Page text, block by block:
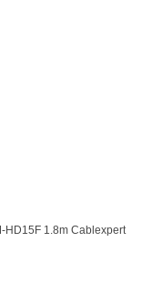
HD15F 1.8m Cablexpert